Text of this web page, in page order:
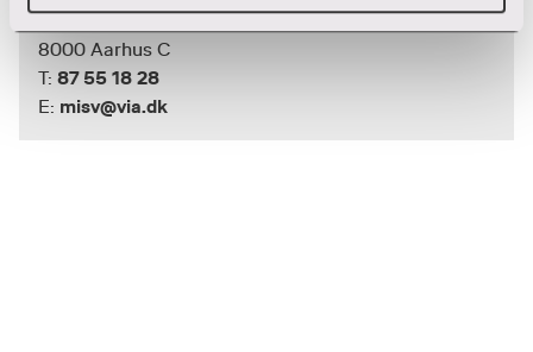
Ceresbyen
8000 Aarhus C
T: 87 55 18 28
E: misv@via.dk